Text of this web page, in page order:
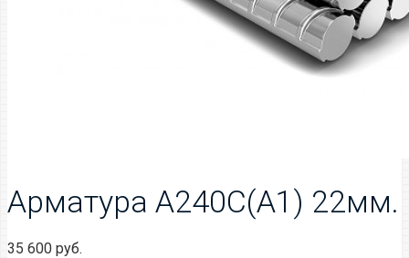
Арматура А240С(А1) 22мм.
35 600 руб.